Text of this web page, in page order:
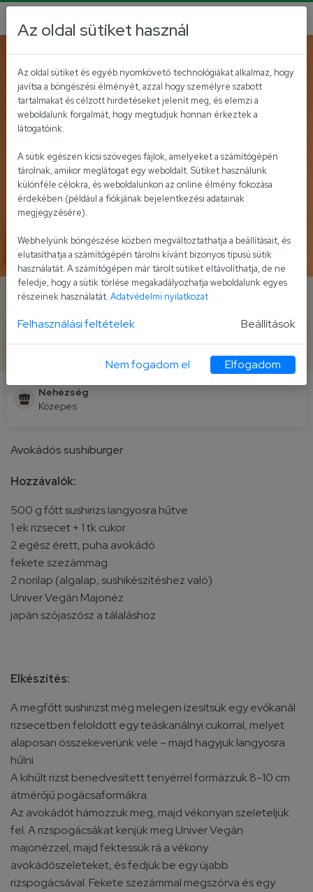
Avokádós sushiburger
Nehézség
Közepes
Avokádós sushiburger
Hozzávalók:
500 g főtt sushirizs langyosra hűtve
1 ek rizsecet + 1 tk cukor
2 egész érett, puha avokádó
fekete szezámmag
2 norilap (algalap, sushikészítéshez való)
Univer Vegán Majonéz
japán szójaszósz a tálaláshoz
Elkészítés:
A megfőtt sushirizst még melegen ízesítsük egy evőkanál
rizsecetben feloldott egy teáskanálnyi cukorral, melyet
alaposan összekeverünk vele – majd hagyjuk langyosra
hűlni.
A kihűlt rizst benedvesített tenyérrel formázzuk 8-10 cm
átmérőjű pogácsaformákra.
Az avokádót hámozzuk meg, majd vékonyan szeleteljük
fel. A rizspogácsákat kenjük meg Univer Vegán
majonézzel, majd fektessük rá a vékony
avokádószeleteket, és fedjük be egy újabb
rizspogácsával. Fekete szezámmal megszórva és egy
Az oldal sütiket használ
Az oldal sütiket és egyéb nyomkövető technológiákat alkalmaz, hogy
javítsa a böngészési élményét, azzal hogy személyre szabott
tartalmakat és célzott hirdetéseket jelenít meg, és elemzi a
weboldalunk forgalmát, hogy megtudjuk honnan érkeztek a
látogatóink.
A sütik egészen kicsi szöveges fájlok, amelyeket a számítógépén
tárolnak, amikor meglátogat egy weboldalt. Sütiket használunk
különféle célokra, és weboldalunkon az online élmény fokozása
érdekében (például a fiókjának bejelentkezési adatainak
megjegyzésére).
Webhelyünk böngészése közben megváltoztathatja a beállításait, és
elutasíthatja a számítógépén tárolni kívánt bizonyos típusú sütik
használatát. A számítógépen már tárolt sütiket eltávolíthatja, de ne
feledje, hogy a sütik törlése megakadályozhatja weboldalunk egyes
részeinek használatát. Adatvédelmi nyilatkozat
Felhasználási feltételek Beállítások
Nem fogadom el Elfogadom